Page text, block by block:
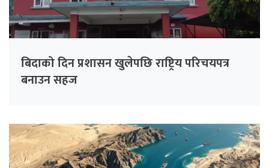
बिदाको दिन प्रशासन खुलेपछि राष्ट्रिय परिचयपत्र
बनाउन सहज